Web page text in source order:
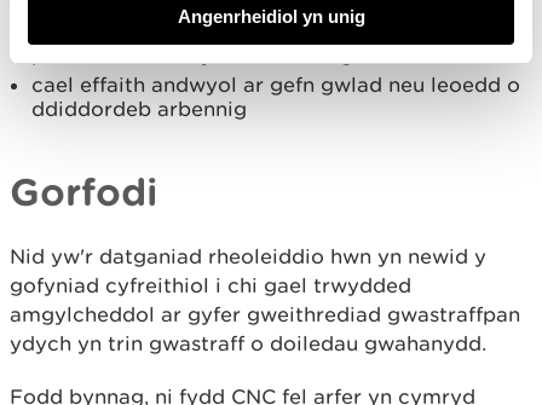
Angenrheidiol yn unig
cael effaith andwyol ar gefn gwlad neu leoedd o
ddiddordeb arbennig
Gorfodi
Nid yw'r datganiad rheoleiddio hwn yn newid y
gofyniad cyfreithiol i chi gael trwydded
amgylcheddol ar gyfer gweithrediad gwastraffpan
ydych yn trin gwastraff o doiledau gwahanydd.
Fodd bynnag, ni fydd CNC fel arfer yn cymryd